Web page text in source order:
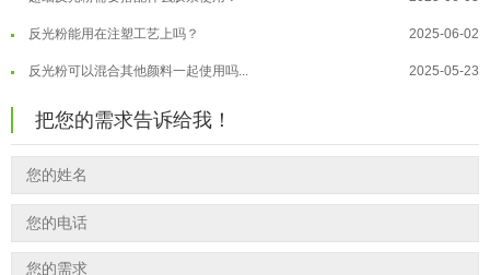
温变粉到底怕不怕酸碱和酒精？ 2026-07-09
温变粉"烤"问：长期加... 2026-07-07
反光粉能用在注塑工艺上吗？ 2025-06-02
反光粉可以混合其他颜料一起使用吗... 2025-05-23
印花温变粉最适合用在什么行业上呢...
把您的需求告诉给我！